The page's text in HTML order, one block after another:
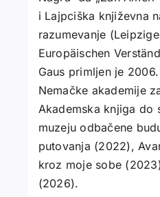
i Lajpciška književna
razumevanje
Europäischen
Gaus primljen je
Nemačke akademije
Akademska knjiga do
muzeju odbačene
putovanja (2022),
kroz moje sobe
(2026).